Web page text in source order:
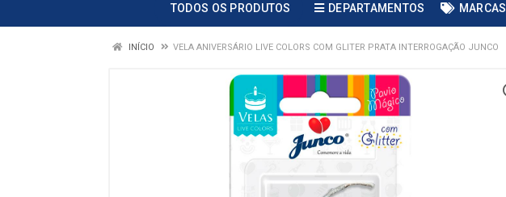
TODOS OS PRODUTOS DEPARTAMENTOS MARCAS
INÍCIO VELA ANIVERSÁRIO LIVE COLORS COM GLITER PRATA INTERROGAÇÃO JUNCO